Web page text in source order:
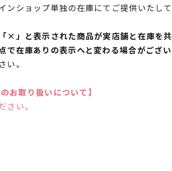
ンショップ単独の在庫にてご提供いたして
×」と表示された商品が実店舗と在庫を共
で在庫ありの表示へと変わる場合がござい
い。
お取り扱いについて】
さい。